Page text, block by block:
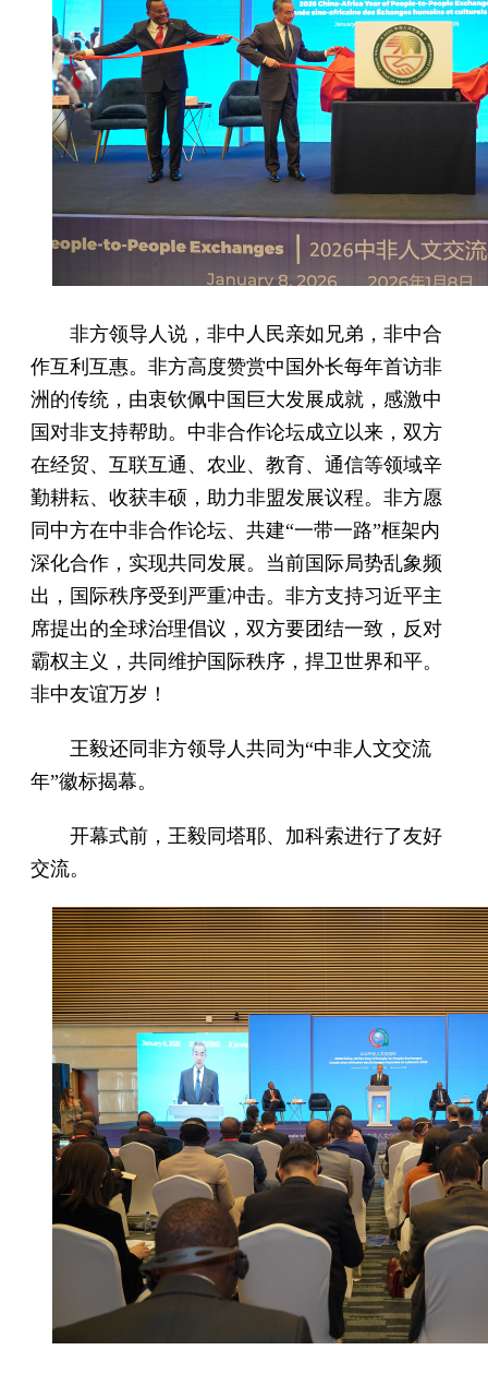
非方领导人说，非中人民亲如兄弟，非中合
作互利互惠。非方高度赞赏中国外长每年首访非
洲的传统，由衷钦佩中国巨大发展成就，感激中
国对非支持帮助。中非合作论坛成立以来，双方
在经贸、互联互通、农业、教育、通信等领域辛
勤耕耘、收获丰硕，助力非盟发展议程。非方愿
同中方在中非合作论坛、共建“一带一路”框架内
深化合作，实现共同发展。当前国际局势乱象频
出，国际秩序受到严重冲击。非方支持习近平主
席提出的全球治理倡议，双方要团结一致，反对
霸权主义，共同维护国际秩序，捍卫世界和平。
非中友谊万岁！
王毅还同非方领导人共同为“中非人文交流
年”徽标揭幕。
开幕式前，王毅同塔耶、加科索进行了友好
交流。